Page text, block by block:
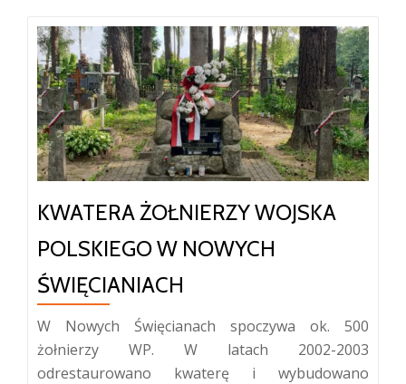
KWATERA ŻOŁNIERZY WOJSKA
POLSKIEGO W NOWYCH
ŚWIĘCIANIACH
W Nowych Święcianach spoczywa ok. 500
żołnierzy WP. W latach 2002-2003
odrestaurowano kwaterę i wybudowano